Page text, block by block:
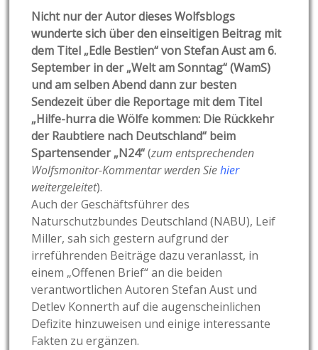
Nicht nur der Autor dieses Wolfsblogs
wunderte sich über den einseitigen Beitrag mit
dem Titel „Edle Bestien“ von Stefan Aust am 6.
September in der „Welt am Sonntag“ (WamS)
und am selben Abend dann zur besten
Sendezeit über die Reportage mit dem Titel
„Hilfe-hurra die Wölfe kommen: Die Rückkehr
der Raubtiere nach Deutschland“ beim
Spartensender „N24“(zum entsprechenden
Wolfsmonitor-Kommentar werden Siehier
weitergeleitet).
Auch der Geschäftsführer des
Naturschutzbundes Deutschland (NABU), Leif
Miller, sah sich gestern aufgrund der
irreführenden Beiträge dazu veranlasst, in
einem „Offenen Brief“ an die beiden
verantwortlichen Autoren Stefan Aust und
Detlev Konnerth auf die augenscheinlichen
Defizite hinzuweisen und einige interessante
Fakten zu ergänzen.